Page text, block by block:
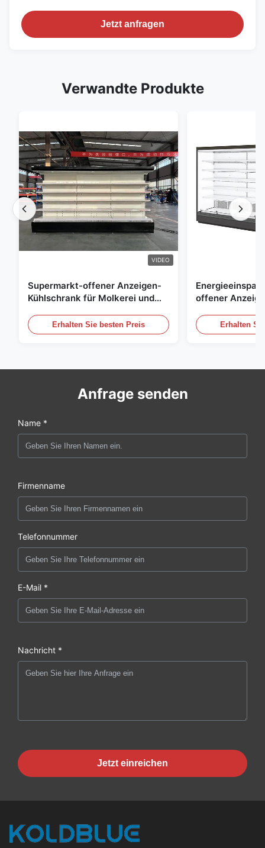
Jetzt anfragen
Verwandte Produkte
VIDEO
Supermarkt-offener Anzeigen-
Kühlschrank für Molkerei und
Erhalten Sie besten Preis
offener
Erhalten
Anfrage senden
Name *
Firmenname
Telefonnummer
E-Mail *
Nachricht *
Jetzt einreichen